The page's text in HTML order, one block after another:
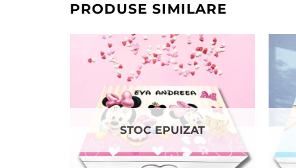
PRODUSE SIMILARE
STOC EPUIZAT